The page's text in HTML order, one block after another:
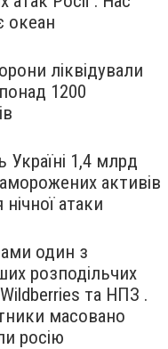
океан
ліквідували
1200
Україні 1,4 млрд
активів
атаки
один з
розподільчих
та НПЗ .
масовано
росію